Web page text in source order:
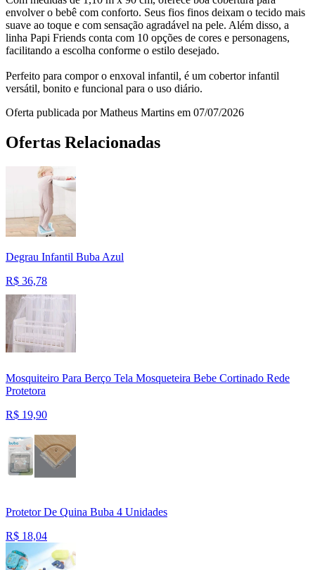
envolver o bebê com conforto. Seus fios finos deixam o tecido mais
suave ao toque e com sensação agradável na pele. Além disso, a
linha Papi Friends conta com 10 opções de cores e personagens,
facilitando a escolha conforme o estilo desejado.
Perfeito para compor o enxoval infantil, é um cobertor infantil
versátil, bonito e funcional para o uso diário.
Oferta publicada por Matheus Martins em 07/07/2026
Ofertas Relacionadas
Degrau Infantil Buba Azul
R$ 36,78
Mosquiteiro Para Berço Tela Mosqueteira Bebe Cortinado Rede
Protetora
R$ 19,90
Protetor De Quina Buba 4 Unidades
R$ 18,04